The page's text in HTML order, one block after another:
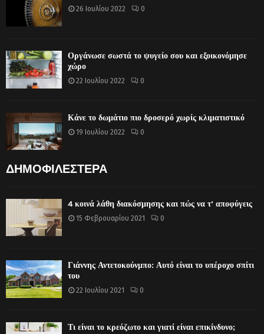
26 Ιουλίου 2022 0
Οργάνωσε σωστά το ψυγείο σου και εξοικονόμησε
χώρο
22 Ιουλίου 2022 0
Κάνε το δωμάτιο πιο δροσερό χωρίς κλιματιστικό
19 Ιουλίου 2022 0
ΔΗΜΟΦΙΛΕΣΤΕΡΑ
4 κοινά λάθη διακόσμησης και πώς να τ’ αποφύγεις
15 Φεβρουαρίου 2021 0
Γιάννης Αντετοκούνμπο: Αυτό είναι το υπέροχο σπίτι
του
22 Ιουλίου 2021 0
Τι είναι το κρεόζωτο και γιατί είναι επικίνδυνο;